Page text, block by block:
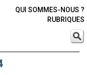
QUI SOMMES-NOUS ?
RUBRIQUES